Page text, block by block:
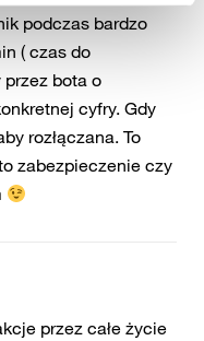
podczas bardzo
( czas do
przez bota o
cyfry. Gdy
rozłączana. To
zabezpieczenie czy
przez całe życie